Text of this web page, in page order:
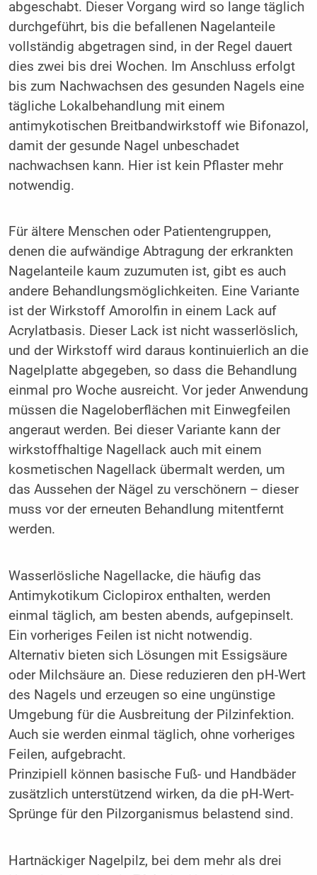
abgeschabt. Dieser Vorgang wird so lange täglich
durchgeführt, bis die befallenen Nagelanteile
vollständig abgetragen sind, in der Regel dauert
dies zwei bis drei Wochen. Im Anschluss erfolgt
bis zum Nachwachsen des gesunden Nagels eine
tägliche Lokalbehandlung mit einem
antimykotischen Breitbandwirkstoff wie Bifonazol,
damit der gesunde Nagel unbeschadet
nachwachsen kann. Hier ist kein Pflaster mehr
notwendig.
Für ältere Menschen oder Patientengruppen,
denen die aufwändige Abtragung der erkrankten
Nagelanteile kaum zuzumuten ist, gibt es auch
andere Behandlungsmöglichkeiten. Eine Variante
ist der Wirkstoff Amorolfin in einem Lack auf
Acrylatbasis. Dieser Lack ist nicht wasserlöslich,
und der Wirkstoff wird daraus kontinuierlich an die
Nagelplatte abgegeben, so dass die Behandlung
einmal pro Woche ausreicht. Vor jeder Anwendung
müssen die Nageloberflächen mit Einwegfeilen
angeraut werden. Bei dieser Variante kann der
wirkstoffhaltige Nagellack auch mit einem
kosmetischen Nagellack übermalt werden, um
das Aussehen der Nägel zu verschönern – dieser
muss vor der erneuten Behandlung mitentfernt
werden.
Wasserlösliche Nagellacke, die häufig das
Antimykotikum Ciclopirox enthalten, werden
einmal täglich, am besten abends, aufgepinselt.
Ein vorheriges Feilen ist nicht notwendig.
Alternativ bieten sich Lösungen mit Essigsäure
oder Milchsäure an. Diese reduzieren den pH-Wert
des Nagels und erzeugen so eine ungünstige
Umgebung für die Ausbreitung der Pilzinfektion.
Auch sie werden einmal täglich, ohne vorheriges
Feilen, aufgebracht.
Prinzipiell können basische Fuß- und Handbäder
zusätzlich unterstützend wirken, da die pH-Wert-
Sprünge für den Pilzorganismus belastend sind.
Hartnäckiger Nagelpilz, bei dem mehr als drei